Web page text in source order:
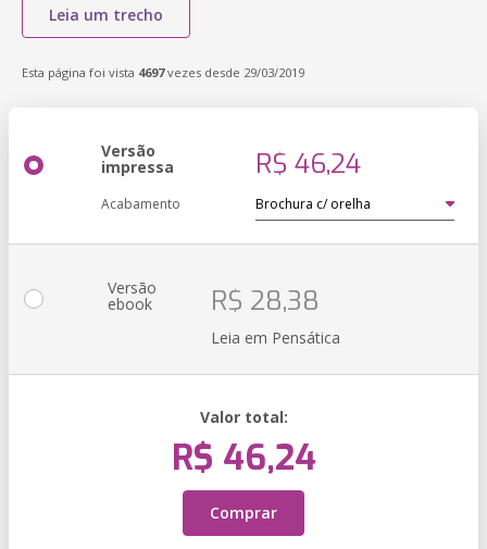
Leia um trecho
Esta página foi vista 4697vezes desde 29/03/2019
Versão
impressa R$ 46,24
Acabamento
Versão
ebook R$ 28,38
Leia em Pensática
Valor total:
R$ 46,24
Comprar